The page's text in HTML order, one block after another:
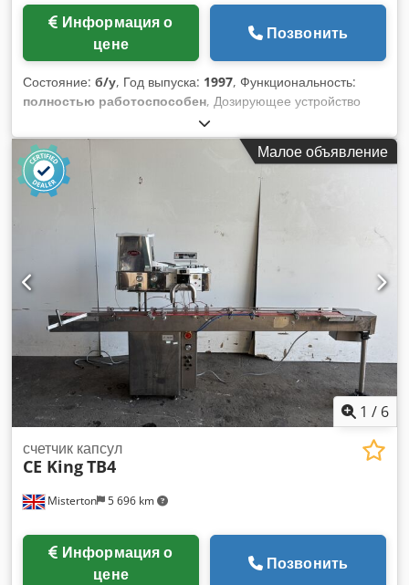
цене
Позвонить
Состояние: б/у, Год выпуска: 1997, Функциональность:
полностью работоспособен, Дозирующее устройство
MACOFAR для порошкообразных материалов типа CD20.
Поставляется с тремя форматами порошка: 00, 0 и 1.
Теоретическая максимальная производительность: 20 000
единиц в час. 50 Гц / 2,5 кВт. Dedpfx Adozmwaxe Newa
Нетто-вес: 800 кг. Поставляется вместе с вакуумным
Малое объявление
1 / 6
Misterton 5 696 km
счетчик капсул
CE KingTB4
цене
Позвонить